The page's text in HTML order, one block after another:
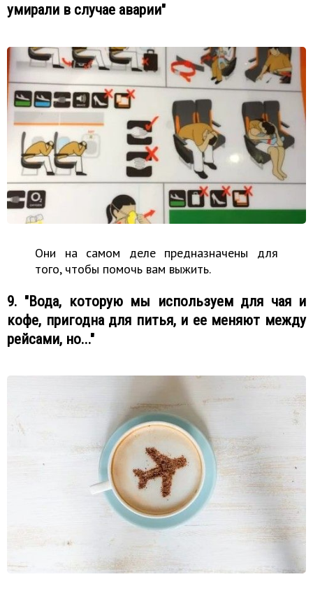
умирали в случае аварии"
Они на самом деле предназначены для
того, чтобы помочь вам выжить.
9. "Вода, которую мы используем для чая и
кофе, пригодна для питья, и ее меняют между
рейсами, но..."